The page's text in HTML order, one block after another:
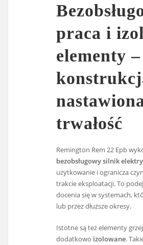
praca i
elementy –
trwałość
Remington Rem 22 Epb
bezobsługowy silnik
użytkowanie i ogranicza
trakcie eksploatacji. To
docenia się w systemach,
lub przez dłuższe okresy.
Istotne są też elementy
dodatkowo izolowane.